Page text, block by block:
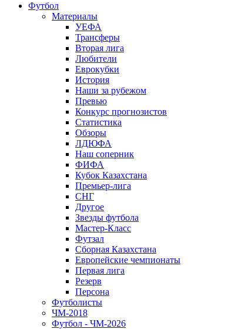
Футбол
Материалы
УЕФА
Трансферы
Вторая лига
Любители
Еврокубки
История
Наши за рубежом
Превью
Конкурс прогнозистов
Статистика
Обзоры
ЛДЮФА
Наш соперник
ФИФА
Кубок Казахстана
Премьер-лига
СНГ
Другое
Звезды футбола
Мастер-Класс
Футзал
Сборная Казахстана
Европейские чемпионаты
Первая лига
Резерв
Персона
Футболисты
ЧМ-2018
Футбол - ЧМ-2026